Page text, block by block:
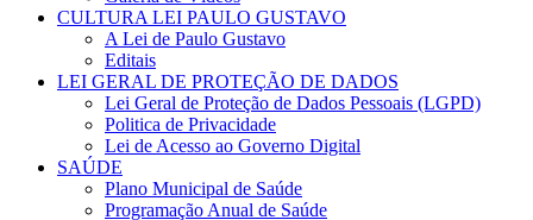
CULTURA LEI PAULO GUSTAVO
A Lei de Paulo Gustavo
Editais
LEI GERAL DE PROTEÇÃO DE DADOS
Lei Geral de Proteção de Dados Pessoais (LGPD)
Politica de Privacidade
Lei de Acesso ao Governo Digital
SAÚDE
Plano Municipal de Saúde
Programação Anual de Saúde